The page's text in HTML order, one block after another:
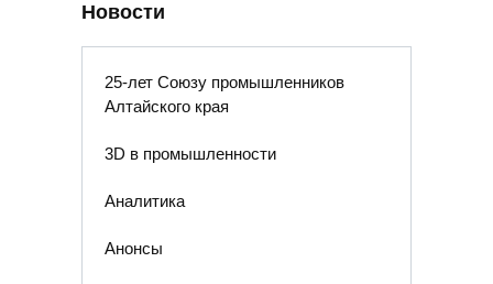
Новости
25-лет Союзу промышленников
Алтайского края
3D в промышленности
Аналитика
Анонсы